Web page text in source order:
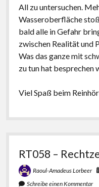
All zu untersuchen.
Wasseroberfläche
bald alle in Gefahr
zwischen Realität und
Was das ganze mit
zu tun hat besprechen
Viel Spaß beim
RT058 –
Raoul-Amadeus Lorbeer
Schreibe einen Kommentar